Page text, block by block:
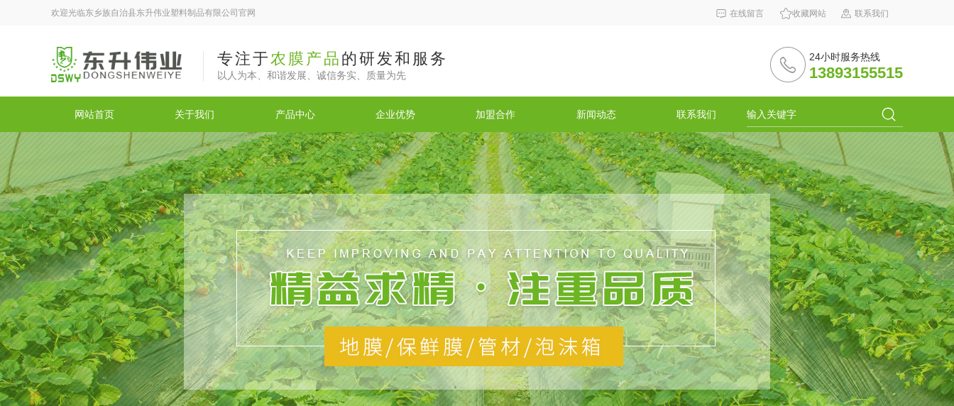
欢迎光临东乡族自治县东升伟业塑料制品有限公司官网 在线留言 收藏网站 联系我们
专注于农膜产品 的研发和服务
以人为本、和谐发展、诚信务实、质量为先
24小时服务热线
13893155515
网站首页 关于我们 产品中心 企业优势 加盟合作 新闻动态 联系我们